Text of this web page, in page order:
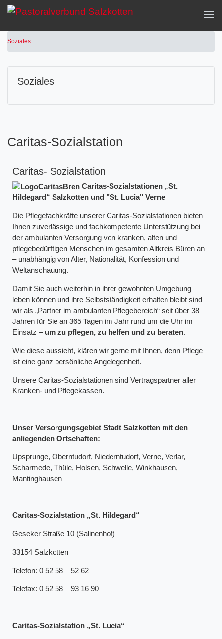
Soziales
Caritas-Sozialstation
Caritas- Sozialstation
Caritas-Sozialstationen „St.
Hildegard“ Salzkotten und "St. Lucia" Verne
Die Pflegefachkräfte unserer Caritas-Sozialstationen bieten
Ihnen zuverlässige und fachkompetente Unterstützung bei
der ambulanten Versorgung von kranken, alten und
pflegebedürftigen Menschen im gesamten Altkreis Büren an
– unabhängig von Alter, Nationalität, Konfession und
Weltanschauung.
Damit Sie auch weiterhin in ihrer gewohnten Umgebung
leben können und ihre Selbstständigkeit erhalten bleibt sind
wir als „Partner im ambulanten Pflegebereich“ seit über 38
Jahren für Sie an 365 Tagen im Jahr rund um die Uhr im
Einsatz – um zu pflegen, zu helfen und zu beraten.
Wie diese aussieht, klären wir gerne mit Ihnen, denn Pflege
ist eine ganz persönliche Angelegenheit.
Unsere Caritas-Sozialstationen sind Vertragspartner aller
Kranken- und Pflegekassen.
Unser Versorgungsgebiet Stadt Salzkotten mit den
anliegenden Ortschaften:
Upsprunge, Oberntudorf, Niederntudorf, Verne, Verlar,
Scharmede, Thüle, Holsen, Schwelle, Winkhausen,
Mantinghausen
Caritas-Sozialstation „St. Hildegard“
Geseker Straße 10 (Salinenhof)
33154 Salzkotten
Telefon: 0 52 58 – 52 62
Telefax: 0 52 58 – 93 16 90
Caritas-Sozialstation „St. Lucia“
Soziales